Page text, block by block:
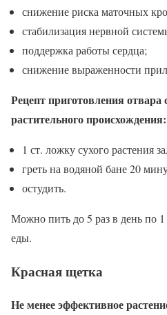
снижение риска маточных
стабилизация нервной
поддержка работы сердца;
снижение выраженности
Рецепт приготовления отвара
растительного происхождения:
1 ст. ложку сухого растения
греть на водяной бане 20
остудить.
Можно пить до 5 раз в день по 1
еды.
Красная щетка
Не менее эффективное